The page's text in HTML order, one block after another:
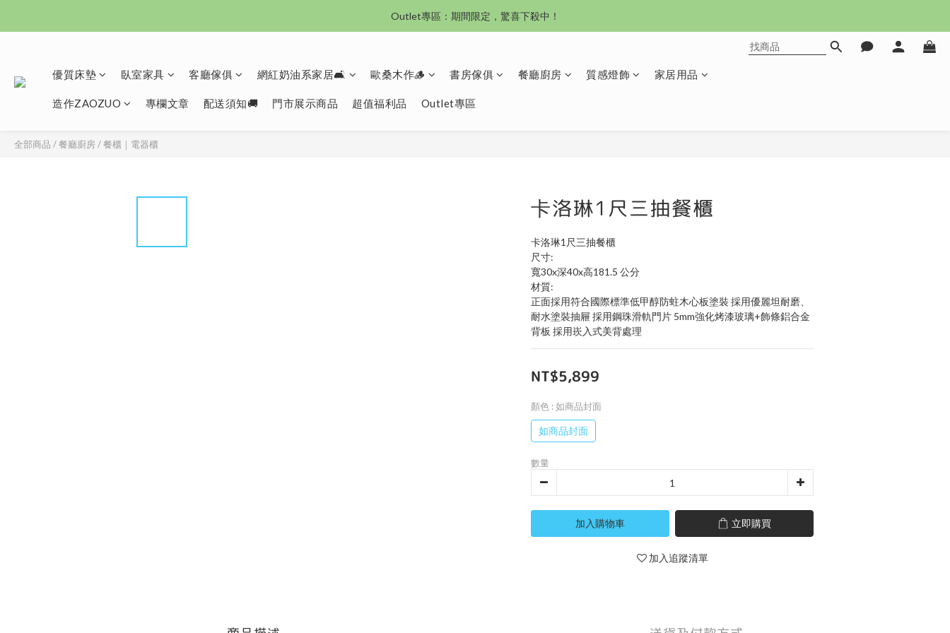
沙發新登場｜想躺就躺，頭等艙到商務艙一次擁有
Outlet專區：期間限定，驚喜下殺中！
優質床墊 臥室家具 客廳傢俱 網紅奶油系家居🛋️ 歐桑木作🪵 書房傢俱 餐廳廚房 質感燈飾 家居用品
造作ZAOZUO 專欄文章 配送須知🚚 門市展示商品 超值福利品 Outlet專區
全部商品 / 餐廳廚房/ 餐櫃｜電器櫃
卡洛琳1尺三抽餐櫃
卡洛琳1尺三抽餐櫃
尺寸:
寬30x深40x高181.5 公分
材質:
正面採用符合國際標準低甲醇防蛀木心板塗裝 採用優麗坦耐磨、
耐水塗裝抽屜 採用鋼珠滑軌門片 5mm強化烤漆玻璃+飾條鋁合金
背板 採用崁入式美背處理
NT$5,899
顏色 : 如商品封面
如商品封面
數量
加入購物車 立即購買
加入追蹤清單